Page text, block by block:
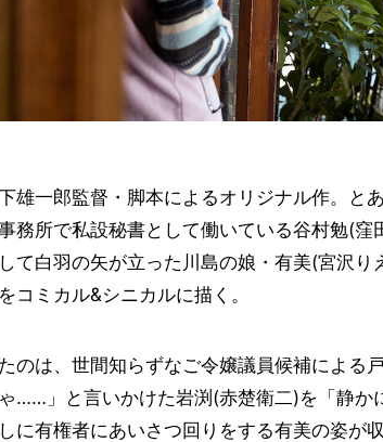
雄一郎監督・脚本によるオリジナル作。と
務所で私設秘書として働いている谷村勉(
て白羽の矢が立った川島の娘・有美(宮沢
コミカル&シニカルに描く。
のは、世間知らずなご令嬢議員候補による
……」と言いかけた岩渕(赤楚衛二)を「静か
に有権者にあいさつ回りをする有美の姿が